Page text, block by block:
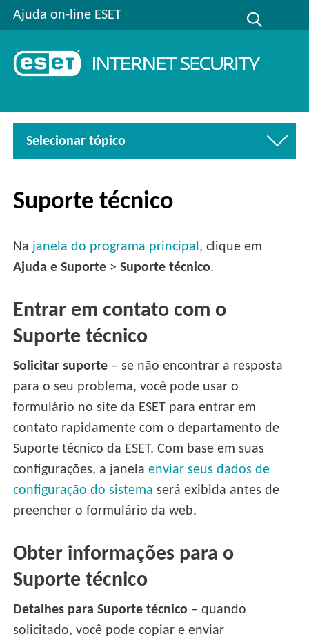
Ajuda on-line ESET
Selecionar tópico
Suporte técnico
Na janela do programa principal, clique em
Ajuda e Suporte >Suporte técnico.
Entrar em contato com o
Suporte técnico
Solicitar suporte – se não encontrar a resposta
para o seu problema, você pode usar o
formulário no site da ESET para entrar em
contato rapidamente com o departamento de
Suporte técnico da ESET. Com base em suas
configurações, a janelaenviar seus dados de
configuração do sistema será exibida antes de
preencher o formulário da web.
Obter informações para o
Suporte técnico
Detalhes para Suporte técnico – quando
solicitado, você pode copiar e enviar